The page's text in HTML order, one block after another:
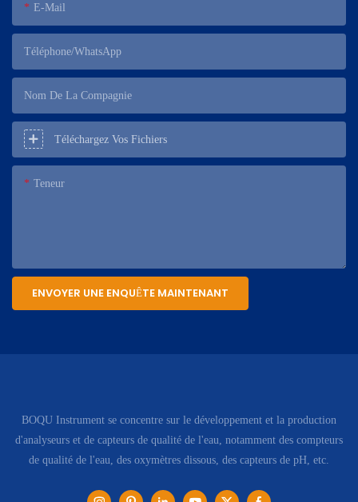
E-Mail
Téléphone/WhatsApp
Nom De La Compagnie
Téléchargez Vos Fichiers
Teneur
ENVOYER UNE ENQUÊTE MAINTENANT
BOQU Instrument se concentre sur le développement et la production
d'analyseurs et de capteurs de qualité de l'eau, notamment des compteurs
de qualité de l'eau, des oxymètres dissous, des capteurs de pH, etc.